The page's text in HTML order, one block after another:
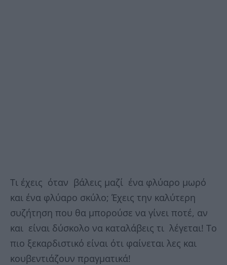
Τι έχεις όταν βάλεις μαζί ένα φλύαρο μωρό
και ένα φλύαρο σκύλο; Έχεις την καλύτερη
συζήτηση που θα μπορούσε να γίνει ποτέ, αν
και είναι δύσκολο να καταλάβεις τι λέγεται! Το
πιο ξεκαρδιστικό είναι ότι φαίνεται λες και
κουβεντιάζουν πραγματικά!